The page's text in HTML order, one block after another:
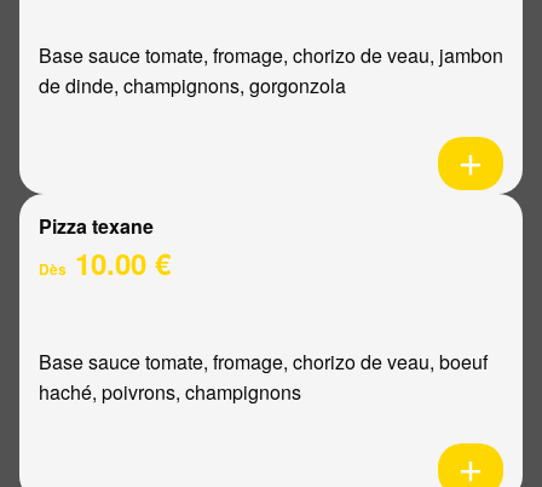
Base sauce tomate, fromage, chorizo de veau, jambon
de dinde, champignons, gorgonzola
Pizza texane
Dès 10.00 €
Base sauce tomate, fromage, chorizo de veau, boeuf
haché, poivrons, champignons